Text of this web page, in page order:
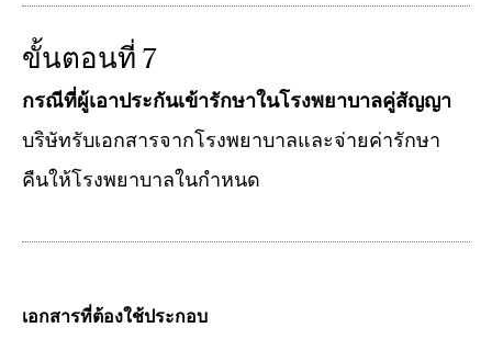
ขั้นตอนที่ 7
กรณีที่ผู้เอาประกันเข้ารักษาในโรงพยาบาลคู่สัญญา
บริษัทรับเอกสารจากโรงพยาบาลและจ่ายค่ารักษา
คืนให้โรงพยาบาลในกำหนด
เอกสารที่ต้องใช้ประกอบ